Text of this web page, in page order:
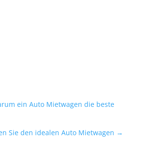
ein Auto Mietwagen die beste
Sie den idealen Auto Mietwagen →